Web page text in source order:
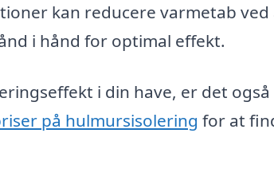
kan reducere varmetab ved
i hånd for optimal effekt.
i din have, er det også
på hulmursisolering for at